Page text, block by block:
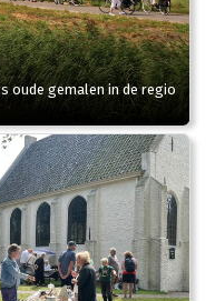
oude gemalen in de regio